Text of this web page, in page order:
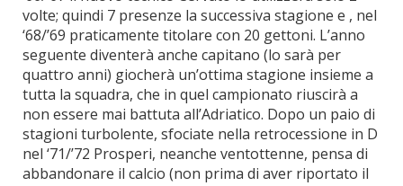
volte; quindi 7 presenze la successiva stagione e , nel
‘68/’69 praticamente titolare con 20 gettoni. L’anno
seguente diventerà anche capitano (lo sarà per
quattro anni) giocherà un’ottima stagione insieme a
tutta la squadra, che in quel campionato riuscirà a
non essere mai battuta all’Adriatico. Dopo un paio di
stagioni turbolente, sfociate nella retrocessione in D
nel ‘71/’72 Prosperi, neanche ventottenne, pensa di
abbandonare il calcio (non prima di aver riportato il